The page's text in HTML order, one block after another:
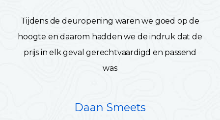
Tijdens de deuropening waren we goed op de
hoogte en daarom hadden we de indruk dat de
prijs in elk geval gerechtvaardigd en passend
was
Daan Smeets